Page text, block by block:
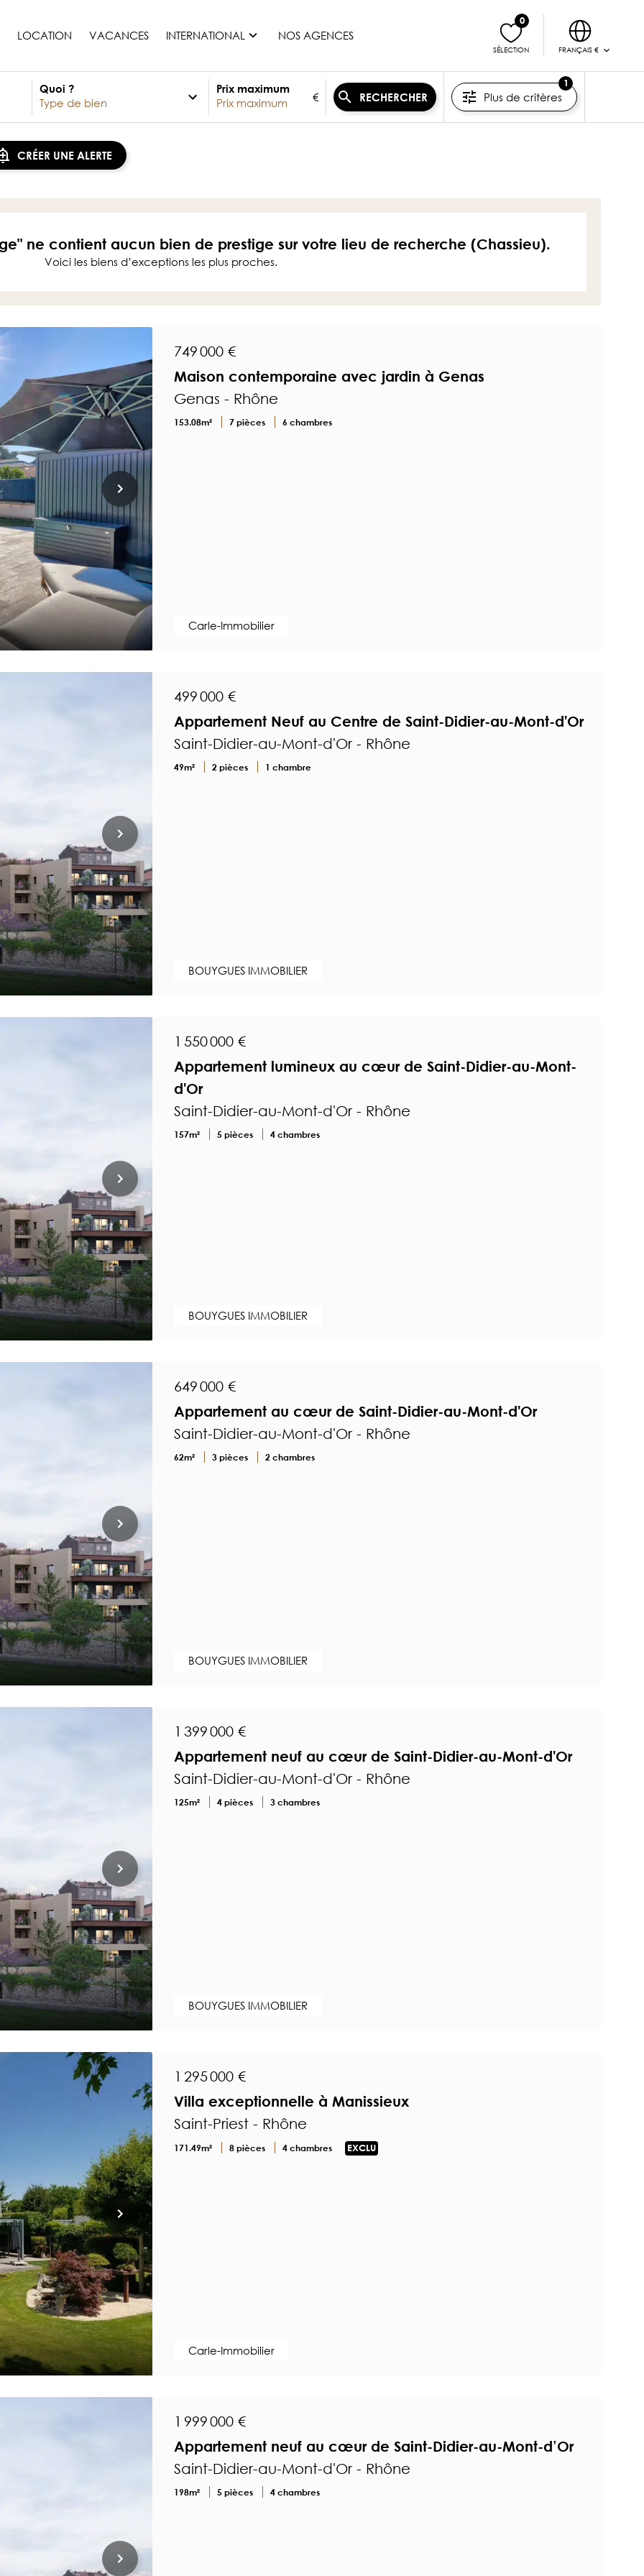
LOCATION VACANCES INTERNATIONAL
France
Maurice
Tous les pays
NOS AGENCES
SÉLECTION
0
FRANÇAIS €
Quoi ? Prix maximum
€ RECHERCHER Plus de critères
1
CRÉER UNE ALERTE
ne contient aucun bien de prestige sur votre lieu de recherche (Chassieu).
Voici les biens d’exceptions les plus proches.
749 000 €
Maison contemporaine avec jardin à Genas
Genas - Rhône
153.08m² 7 pièces 6 chambres
Carle-Immobilier
499 000 €
Appartement Neuf au Centre de Saint-Didier-au-Mont-d'Or
Saint-Didier-au-Mont-d'Or - Rhône
49m² 2 pièces 1 chambre
BOUYGUES IMMOBILIER
1 550 000 €
Appartement lumineux au cœur de Saint-Didier-au-Mont-
d'Or
Saint-Didier-au-Mont-d'Or - Rhône
157m² 5 pièces 4 chambres
BOUYGUES IMMOBILIER
649 000 €
Appartement au cœur de Saint-Didier-au-Mont-d'Or
Saint-Didier-au-Mont-d'Or - Rhône
62m² 3 pièces 2 chambres
BOUYGUES IMMOBILIER
1 399 000 €
Appartement neuf au cœur de Saint-Didier-au-Mont-d'Or
Saint-Didier-au-Mont-d'Or - Rhône
125m² 4 pièces 3 chambres
BOUYGUES IMMOBILIER
1 295 000 €
Villa exceptionnelle à Manissieux
Saint-Priest - Rhône
171.49m² 8 pièces 4 chambres EXCLU
Carle-Immobilier
1 999 000 €
Appartement neuf au cœur de Saint-Didier-au-Mont-d’Or
Saint-Didier-au-Mont-d'Or - Rhône
198m² 5 pièces 4 chambres